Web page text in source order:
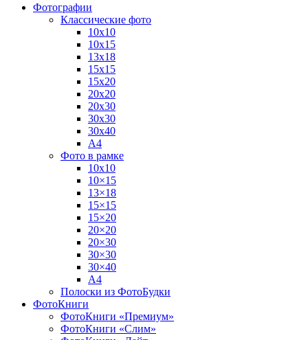
Фотографии
Классические фото
10х10
10х15
13х18
15х15
15х20
20х20
20х30
30х30
30х40
А4
Фото в рамке
10х10
10×15
13×18
15×15
15×20
20×20
20×30
30×30
30×40
A4
Полоски из ФотоБудки
ФотоКниги
ФотоКниги «Премиум»
ФотоКниги «Слим»